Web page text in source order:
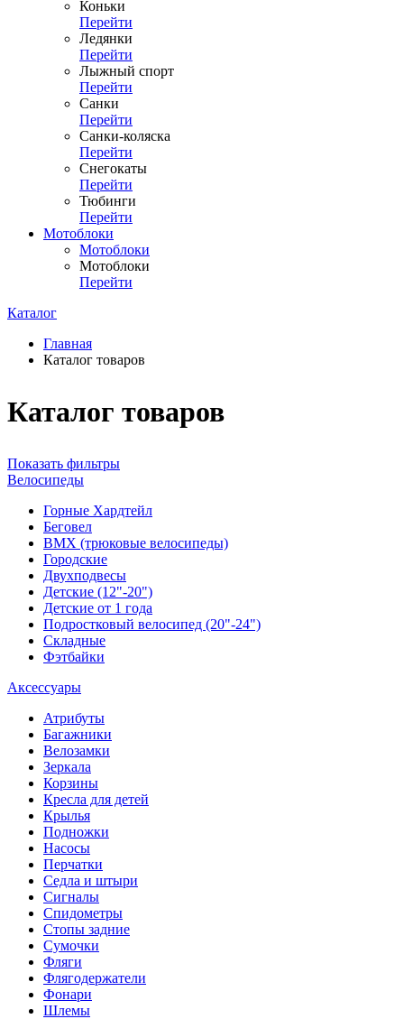
Коньки
Перейти
Ледянки
Перейти
Лыжный спорт
Перейти
Санки
Перейти
Санки-коляска
Перейти
Снегокаты
Перейти
Тюбинги
Перейти
Мотоблоки
Мотоблоки
Мотоблоки
Перейти
Каталог
Главная
Каталог товаров
Каталог товаров
Показать фильтры
Велосипеды
Горные Хардтейл
Беговел
ВМХ (трюковые велосипеды)
Городские
Двухподвесы
Детские (12"-20")
Детские от 1 года
Подростковый велосипед (20"-24")
Складные
Фэтбайки
Аксессуары
Атрибуты
Багажники
Велозамки
Зеркала
Корзины
Кресла для детей
Крылья
Подножки
Насосы
Перчатки
Седла и штыри
Сигналы
Спидометры
Стопы задние
Сумочки
Фляги
Флягодержатели
Фонари
Шлемы